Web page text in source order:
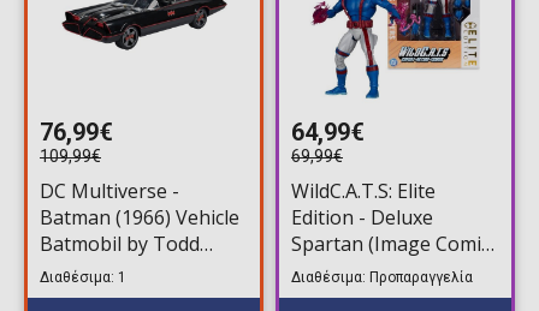
76,99€
109,99€
DC Multiverse -
Batman (1966) Vehicle
Batmobil by Todd
McFarlane Φιγούρα
Δράσης (53cm)
Διαθέσιμα: 1
64,99€
69,99€
WildC.A.T.S: Elite
Edition - Deluxe
Spartan (Image Comic
Founders Series)
Φιγούρα Δράσης
Διαθέσιμα: Προπαραγγελία